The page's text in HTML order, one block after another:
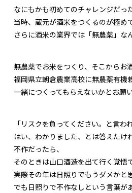
なにもかも初めてのチャレンジだっ
当時、蔵元が酒米をつくるのが極め
さらに酒米の業界では「無農薬」な
無農薬でお米をつくり、そこからお
福岡県立朝倉農業高校に無農薬有機
一緒につくってもらえないかとお願
「リスクを負ってください。と言わ
はい、わかりました、とは答えたけ
不作だったら、
そのときは山口酒造を出て行く覚悟
実際その年は日照りでもうダメかと
でも日照りで不作なしという言葉が